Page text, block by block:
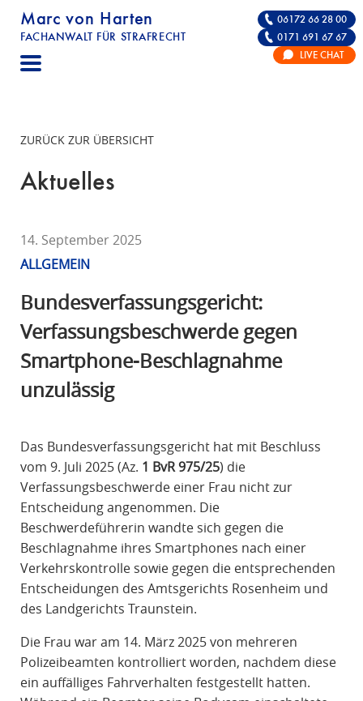
Marc von Harten
FACHANWALT FÜR STRAFRECHT
STRAFRECHT | RECHTSANWALT FÜR DIE
06172 66 28 00
0171 691 67 67
LIVE CHAT
ZURÜCK ZUR ÜBERSICHT
Aktuelles
14. September 2025
ALLGEMEIN
Bundesverfassungsgericht:
Verfassungsbeschwerde gegen
Smartphone-Beschlagnahme
unzulässig
Das Bundesverfassungsgericht hat mit Beschluss
vom 9. Juli 2025 (Az. 1 BvR 975/25) die
Verfassungsbeschwerde einer Frau nicht zur
Entscheidung angenommen. Die
Beschwerdeführerin wandte sich gegen die
Beschlagnahme ihres Smartphones nach einer
Verkehrskontrolle sowie gegen die entsprechenden
Entscheidungen des Amtsgerichts Rosenheim und
des Landgerichts Traunstein.
Die Frau war am 14. März 2025 von mehreren
Polizeibeamten kontrolliert worden, nachdem diese
ein auffälliges Fahrverhalten festgestellt hatten.